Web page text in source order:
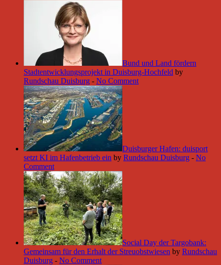
Bund und Land fördern
Stadtentwicklungsprojekt in Duisburg-Hochfeld by
Rundschau Duisburg - No Comment
Duisburger Hafen: duisport
setzt KI im Hafenbetrieb ein by Rundschau Duisburg - No
Comment
Social Day der Targobank:
Gemeinsam für den Erhalt der Streuobstwiesen by Rundschau
Duisburg - No Comment